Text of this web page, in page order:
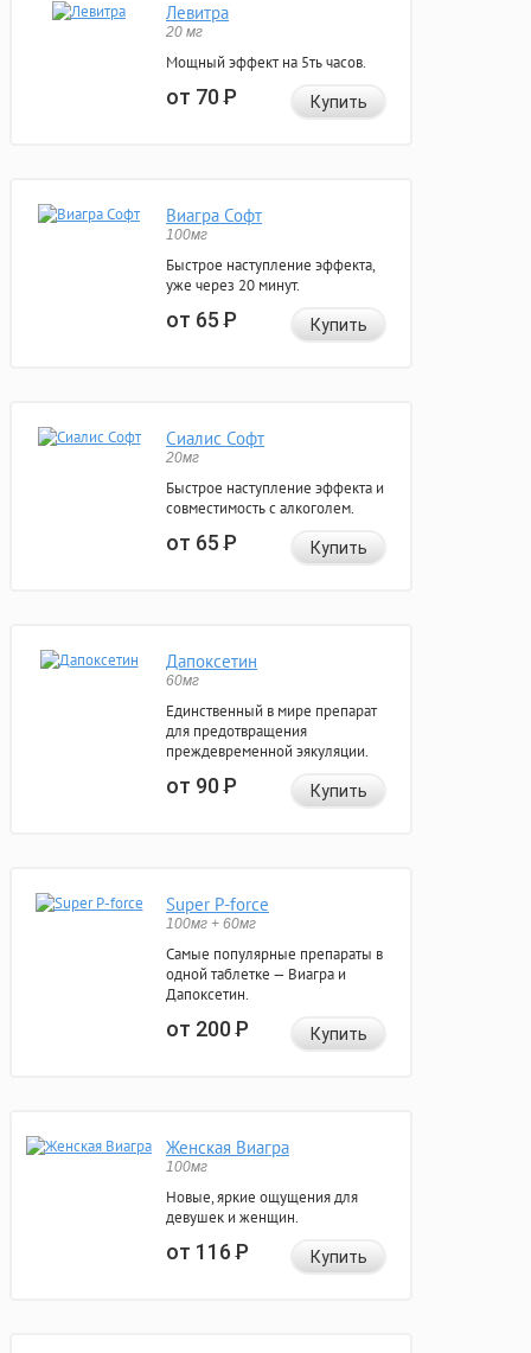
Левитра
20 мг
Мощный эффект на 5ть часов.
от 70Р Купить
Виагра Софт
100мг
Быстрое наступление эффекта,
уже через 20 минут.
от 65Р Купить
Сиалис Софт
20мг
Быстрое наступление эффекта и
совместимость с алкоголем.
от 65Р Купить
Дапоксетин
60мг
Единственный в мире препарат
для предотвращения
преждевременной эякуляции.
от 90Р Купить
Super P-force
100мг + 60мг
Самые популярные препараты в
одной таблетке — Виагра и
Дапоксетин.
от 200Р Купить
Женская Виагра
100мг
Новые, яркие ощущения для
девушек и женщин.
от 116Р Купить